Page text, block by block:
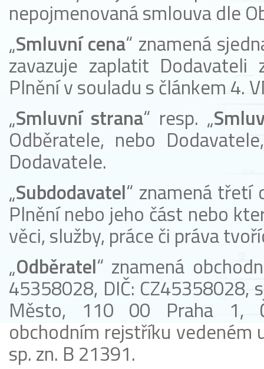
nepojmenovaná smlouva dle
„Smluvní cena“ znamená
zavazuje zaplatit
Plnění v souladu s článkem 4.
„Smluvní strana“ resp. „
Odběratele, nebo
Dodavatele.
„Subdodavatel“ znamená třetí
Plnění nebo jeho část nebo
věci, služby, práce či práva
„Odběratel“ znamená
45358028, DIČ:
Město, 110 00 Praha 1,
obchodním rejstříku vedeném
sp. zn. B 21391.